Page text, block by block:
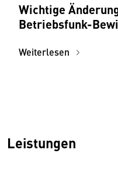
Wichtige
Betriebsfunk-
Weiterlesen
Leistungen